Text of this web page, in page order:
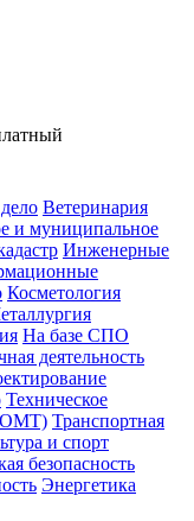
Ветеринария
и муниципальное
Инженерные
Косметология
На базе СПО
деятельность
Техническое
Транспортная
и спорт
безопасность
Энергетика